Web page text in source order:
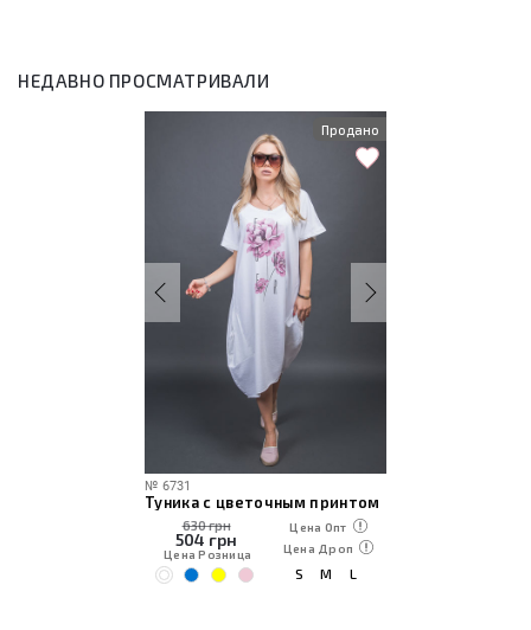
НЕДАВНО ПРОСМАТРИВАЛИ
Продано
№ 6731
Туника с цветочным принтом
630 грн
504 грн
Цена Розница
Цена Опт
Цена Дроп
S M L